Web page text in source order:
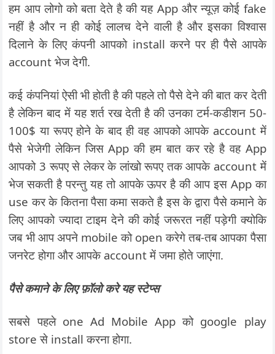
हम आप लोगो को बता देते है की यह App और न्यूज़ कोई fake
नहीं है और न ही कोई लालच देने वाली है और इसका विश्वास
दिलाने के लिए कंपनी आपको install करने पर ही पैसे आपके
account भेज देगी.
कई कंपनियां ऐसी भी होती है की पहले तो पैसे देने की बात कर देती
है लेकिन बाद में यह शर्त रख देती है की उनका टर्म-कडीशन 50-
100$ या रूपए होने के बाद ही वह आपको आपके account में
पैसे भेजेगी लेकिन जिस App की हम बात कर रहे है वह App
आपको 3 रूपए से लेकर के लांखो रूपए तक आपके account में
भेज सकती है परन्तु यह तो आपके ऊपर है की आप इस App का
use कर के कितना पैसा कमा सकते है इस के द्वारा पैसे कमाने के
लिए आपको ज्यादा टाइम देने की कोई जरूरत नहीं पड़ेगी क्योकि
जब भी आप अपने mobile को open करेगे तब-तब आपका पैसा
जनरेट होगा और आपके account में जमा होते जाएंगा.
पैसे कमाने के लिए फ़ॉलो करे यह स्टेप्स
सबसे पहले one Ad Mobile App को google play
store से install करना होगा.